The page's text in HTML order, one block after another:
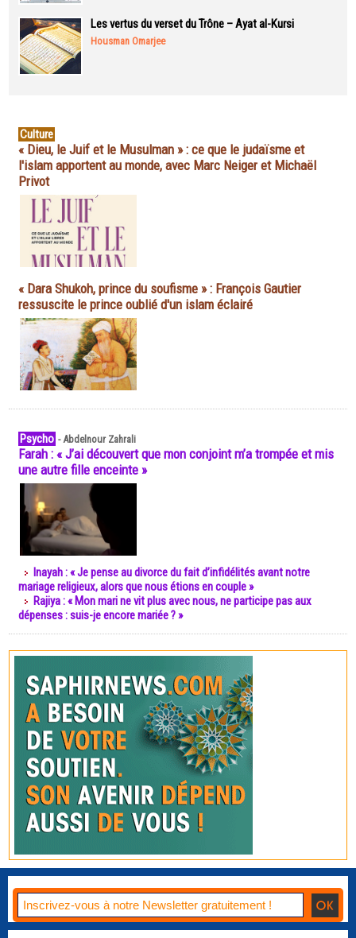
Les vertus du verset du Trône – Ayat al-Kursi
Housman Omarjee
Culture
« Dieu, le Juif et le Musulman » : ce que le judaïsme et
l'islam apportent au monde, avec Marc Neiger et Michaël
Privot
« Dara Shukoh, prince du soufisme » : François Gautier
ressuscite le prince oublié d'un islam éclairé
Psycho -Abdelnour Zahrali
Farah : « J’ai découvert que mon conjoint m’a trompée et mis
une autre fille enceinte »
Inayah : « Je pense au divorce du fait d’infidélités avant notre
mariage religieux, alors que nous étions en couple »
Rajiya : « Mon mari ne vit plus avec nous, ne participe pas aux
dépenses : suis-je encore mariée ? »